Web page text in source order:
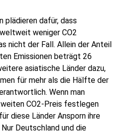
plädieren dafür, dass
weniger CO2
nicht der Fall. Allein der Anteil
Emissionen beträgt 26
asiatische Länder dazu,
für mehr als die Hälfte der
Wenn man
CO2-Preis festlegen
diese Länder Ansporn ihre
Deutschland und die